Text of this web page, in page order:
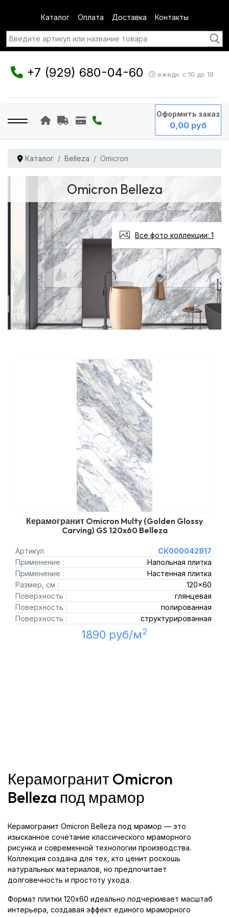
Каталог Оплата Доставка Контакты
+7 (929) 680-04-60 ежедн. с 10 до 19
Оформить заказ
0,00 руб
Каталог Belleza Omicron
Omicron Belleza
Все фото коллекции: 1
Керамогранит Omicron Multy (Golden Glossy
Carving) GS 120x60 Belleza
Артикул
СК000042817
Применение :
Напольная плитка
Применение :
Настенная плитка
Размер, см :
120x60
Поверхность :
глянцевая
Поверхность :
полированная
Поверхность :
структурированная
1890 руб/м2
Керамогранит Omicron
Belleza под мрамор
Керамогранит Omicron Belleza под мрамор — это
изысканное сочетание классического мраморного
рисунка и современной технологии производства.
Коллекция создана для тех, кто ценит роскошь
натуральных материалов, но предпочитает
долговечность и простоту ухода.
Формат плитки 120x60 идеально подчеркивает масштаб
интерьера, создавая эффект единого мраморного